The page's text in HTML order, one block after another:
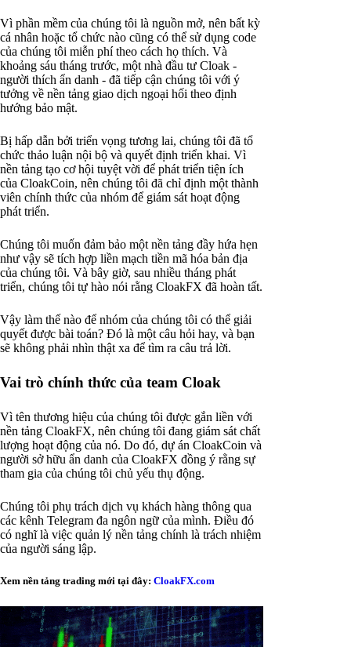
Vì phần mềm của chúng tôi là nguồn mở, nên bất kỳ
cá nhân hoặc tổ chức nào cũng có thể sử dụng code
của chúng tôi miễn phí theo cách họ thích. Và
khoảng sáu tháng trước, một nhà đầu tư Cloak -
người thích ẩn danh - đã tiếp cận chúng tôi với ý
tưởng về nền tảng giao dịch ngoại hối theo định
hướng bảo mật.
Bị hấp dẫn bởi triển vọng tương lai, chúng tôi đã tổ
chức thảo luận nội bộ và quyết định triển khai. Vì
nền tảng tạo cơ hội tuyệt vời để phát triển tiện ích
của CloakCoin, nên chúng tôi đã chỉ định một thành
viên chính thức của nhóm để giám sát hoạt động
phát triển.
Chúng tôi muốn đảm bảo một nền tảng đầy hứa hẹn
như vậy sẽ tích hợp liền mạch tiền mã hóa bản địa
của chúng tôi. Và bây giờ, sau nhiều tháng phát
triển, chúng tôi tự hào nói rằng CloakFX đã hoàn tất.
Vậy làm thế nào để nhóm của chúng tôi có thể giải
quyết được bài toán? Đó là một câu hỏi hay, và bạn
sẽ không phải nhìn thật xa để tìm ra câu trả lời.
Vai trò chính thức của team Cloak
Vì tên thương hiệu của chúng tôi được gắn liền với
nền tảng CloakFX, nên chúng tôi đang giám sát chất
lượng hoạt động của nó. Do đó, dự án CloakCoin và
người sở hữu ẩn danh của CloakFX đồng ý rằng sự
tham gia của chúng tôi chủ yếu thụ động.
Chúng tôi phụ trách dịch vụ khách hàng thông qua
các kênh Telegram đa ngôn ngữ của mình. Điều đó
có nghĩ là việc quản lý nền tảng chính là trách nhiệm
của người sáng lập.
Xem nền tảng trading mới tại đây: CloakFX.com